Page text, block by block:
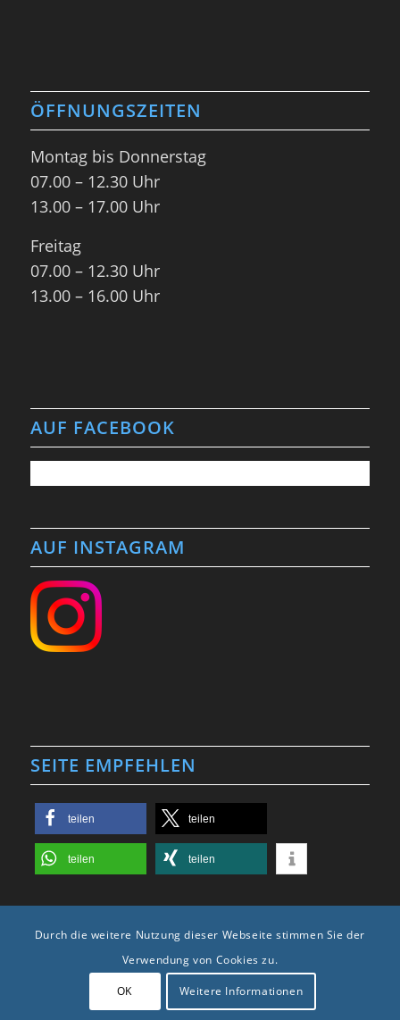
ÖFFNUNGSZEITEN
Montag bis Donnerstag
07.00 – 12.30 Uhr
13.00 – 17.00 Uhr
Freitag
07.00 – 12.30 Uhr
13.00 – 16.00 Uhr
AUF FACEBOOK
AUF INSTAGRAM
SEITE EMPFEHLEN
teilen teilen
teilen teilen
2025 © Copyright -Karosseriebau Krüger| Webdesign, Photo & Video by
Durch die weitere Nutzung dieser Webseite stimmen Sie der
Verwendung von Cookies zu.
OK Weitere Informationen